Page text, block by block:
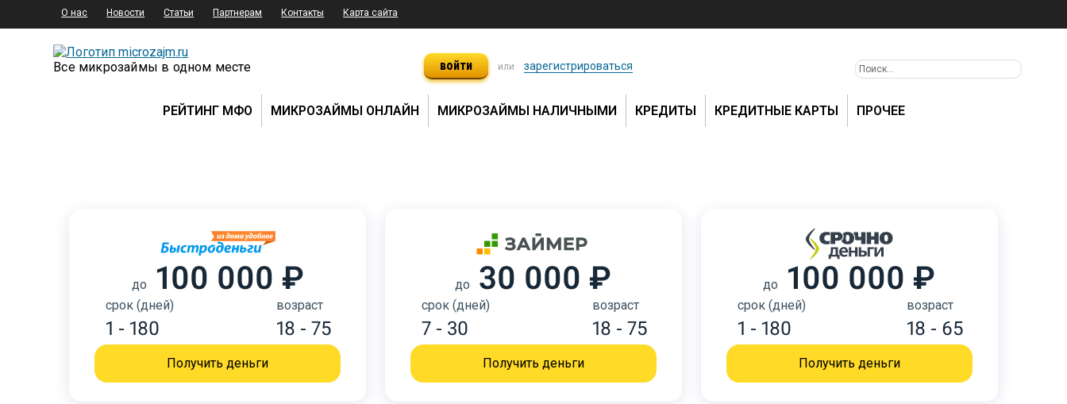
О нас Новости Статьи Партнерам Контакты Карта сайта
Все микрозаймы в одном месте войти или зарегистрироваться
РЕЙТИНГ МФО МИКРОЗАЙМЫ ОНЛАЙН МИКРОЗАЙМЫ НАЛИЧНЫМИ КРЕДИТЫ КРЕДИТНЫЕ КАРТЫ ПРОЧЕЕ
до 100 000 ₽
срок (дней)
1 - 180
возраст
18 - 75
Получить деньги
до 30 000 ₽
срок (дней)
7 - 30
возраст
18 - 75
Получить деньги
до 100 000 ₽
срок (дней)
1 - 180
возраст
18 - 65
Получить деньги